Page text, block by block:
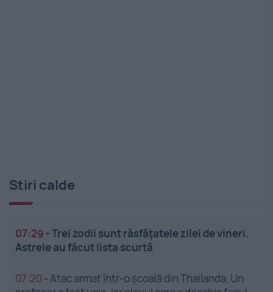
Stiri calde
07:29 -Trei zodii sunt răsfățatele zilei de vineri.
Astrele au făcut lista scurtă
07:20 -Atac armat într-o școală din Thailanda. Un